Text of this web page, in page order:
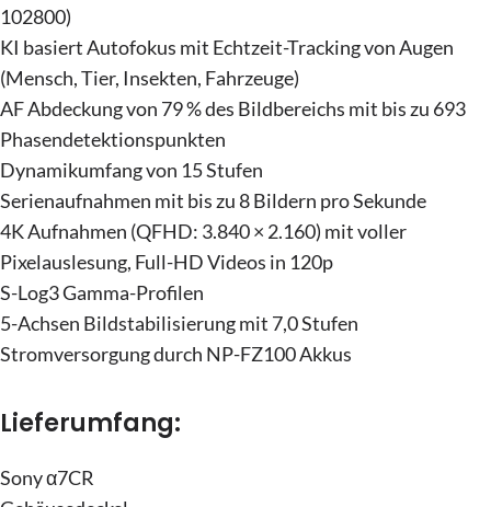
102800)
KI basiert Autofokus mit Echtzeit-Tracking von Augen
(Mensch, Tier, Insekten, Fahrzeuge)
AF Abdeckung von 79 % des Bildbereichs mit bis zu 693
Phasendetektionspunkten
Dynamikumfang von 15 Stufen
Serienaufnahmen mit bis zu 8 Bildern pro Sekunde
4K Aufnahmen (QFHD: 3.840 × 2.160) mit voller
Pixelauslesung, Full-HD Videos in 120p
S-Log3 Gamma-Profilen
5-Achsen Bildstabilisierung mit 7,0 Stufen
Stromversorgung durch NP-FZ100 Akkus
Lieferumfang:
Sony α7CR